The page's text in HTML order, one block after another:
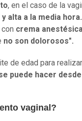
, en el caso de la
alta a la media hora.
crema
no son dolorosos".
de edad para
puede hacer
vaginal?